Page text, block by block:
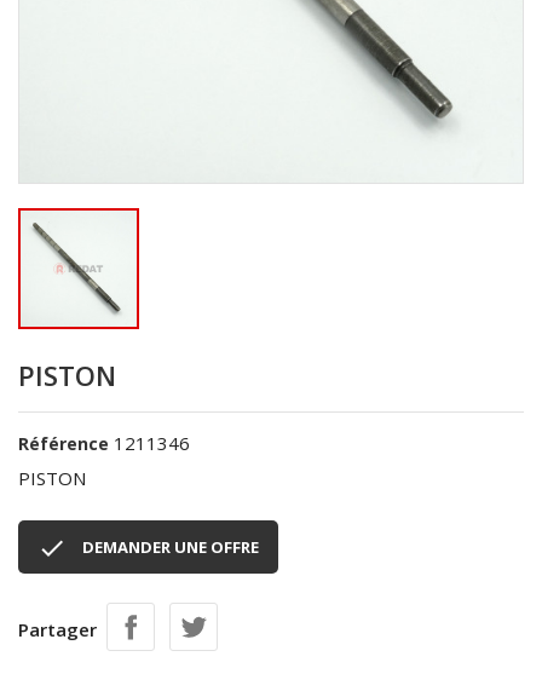
PISTON
Référence 1211346
PISTON
 DEMANDER UNE OFFRE
Partager